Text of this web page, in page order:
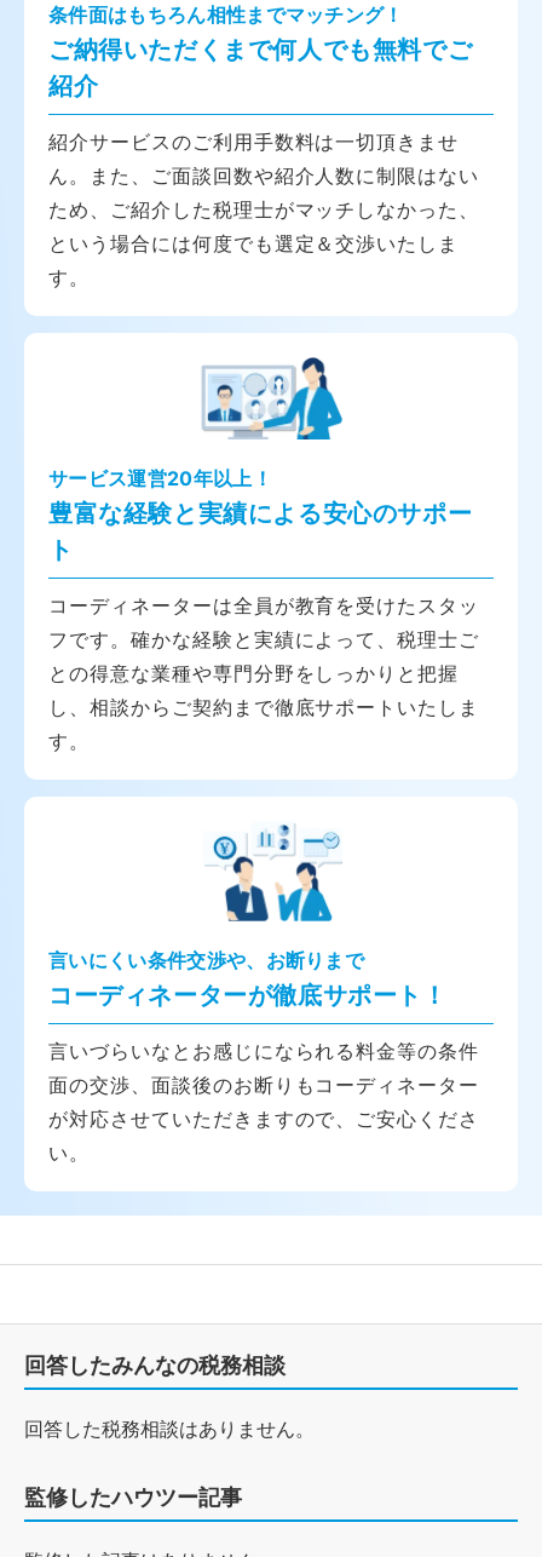
条件面はもちろん相性までマッチング！
ご納得いただくまで何人でも無料でご
紹介
紹介サービスのご利用手数料は一切頂きませ
ん。また、ご面談回数や紹介人数に制限はない
ため、ご紹介した税理士がマッチしなかった、
という場合には何度でも選定＆交渉いたしま
す。
サービス運営20年以上！
豊富な経験と実績による安心のサポー
ト
コーディネーターは全員が教育を受けたスタッ
フです。確かな経験と実績によって、税理士ご
との得意な業種や専門分野をしっかりと把握
し、相談からご契約まで徹底サポートいたしま
す。
言いにくい条件交渉や、お断りまで
コーディネーターが徹底サポート！
言いづらいなとお感じになられる料金等の条件
面の交渉、面談後のお断りもコーディネーター
が対応させていただきますので、ご安心くださ
い。
回答したみんなの税務相談
回答した税務相談はありません。
監修したハウツー記事